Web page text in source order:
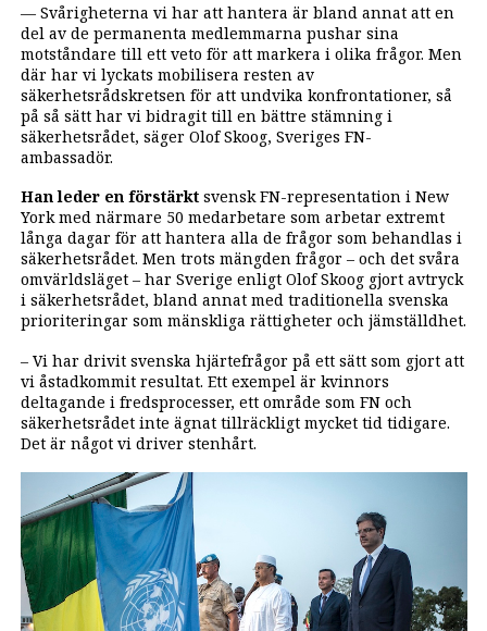
— Svårigheterna vi har att hantera är bland annat att en
del av de permanenta medlemmarna pushar sina
motståndare till ett veto för att markera i olika frågor. Men
där har vi lyckats mobilisera resten av
säkerhetsrådskretsen för att undvika konfrontationer, så
på så sätt har vi bidragit till en bättre stämning i
säkerhetsrådet, säger Olof Skoog, Sveriges FN-
ambassadör.
Han leder en förstärktsvensk FN-representation i New
York med närmare 50 medarbetare som arbetar extremt
långa dagar för att hantera alla de frågor som behandlas i
säkerhetsrådet. Men trots mängden frågor – och det svåra
omvärldsläget – har Sverige enligt Olof Skoog gjort avtryck
i säkerhetsrådet, bland annat med traditionella svenska
prioriteringar som mänskliga rättigheter och jämställdhet.
– Vi har drivit svenska hjärtefrågor på ett sätt som gjort att
vi åstadkommit resultat. Ett exempel är kvinnors
deltagande i fredsprocesser, ett område som FN och
säkerhetsrådet inte ägnat tillräckligt mycket tid tidigare.
Det är något vi driver stenhårt.